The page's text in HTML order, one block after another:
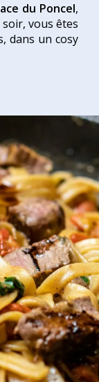
du Poncel,
vous êtes
dans un cosy